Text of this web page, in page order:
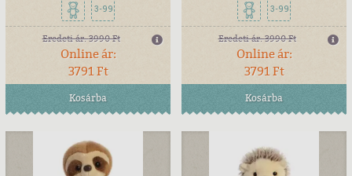
3-99
Eredeti ár:3990 Ft
Online ár:
3791 Ft
Kosárba
3-99
Eredeti ár:3990 Ft
Online ár:
3791 Ft
Kosárba